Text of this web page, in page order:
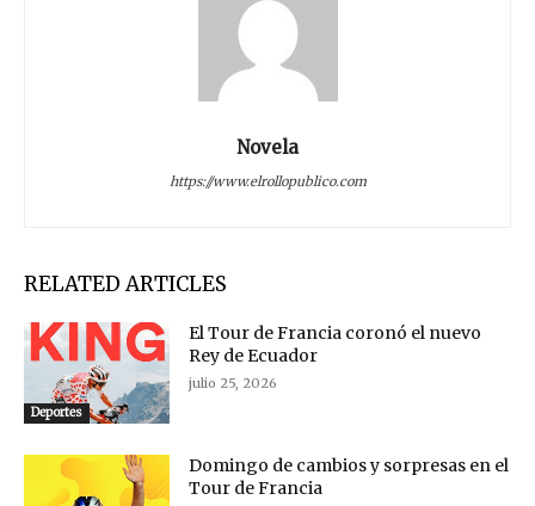
Novela
https://www.elrollopublico.com
RELATED ARTICLES
Deportes
El Tour de Francia coronó el nuevo
Rey de Ecuador
julio 25, 2026
Domingo de cambios y sorpresas en el
Tour de Francia